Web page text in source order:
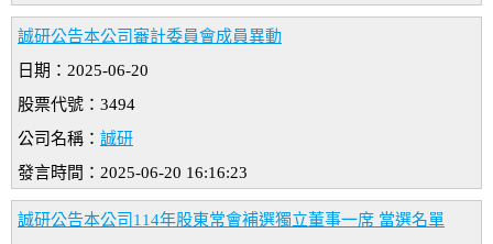
誠研公告本公司審計委員會成員異動
日期：2025-06-20
股票代號：3494
公司名稱： 誠研
發言時間：2025-06-20 16:16:23
誠研公告本公司114年股東常會補選獨立董事一席 當選名單